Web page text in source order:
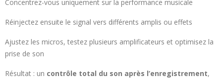
Concentrez-vous uniquement sur la performance musicale
Réinjectez ensuite le signal vers différents amplis ou effets
Ajustez les micros, testez plusieurs amplificateurs et optimisez la
prise de son
Résultat : un contrôle total du son après l’enregistrement,